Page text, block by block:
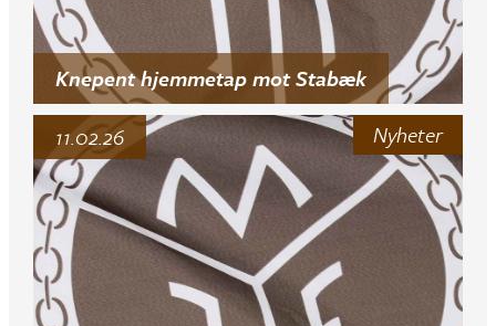
Knepent hjemmetap mot Stabæk
Nyheter
11.02.26